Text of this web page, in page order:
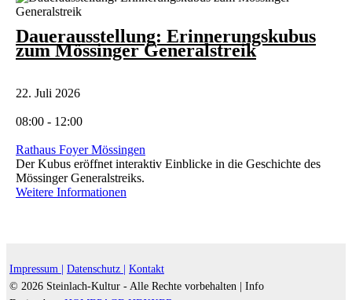
Dauerausstellung: Erinnerungskubus
zum Mössinger Generalstreik
22. Juli 2026
08:00 - 12:00
Rathaus Foyer Mössingen
Der Kubus eröffnet interaktiv Einblicke in die Geschichte des
Mössinger Generalstreiks.
Weitere Informationen
Impressum | Datenschutz |
Kontakt
© 2026 Steinlach-Kultur - Alle Rechte vorbehalten |
Info